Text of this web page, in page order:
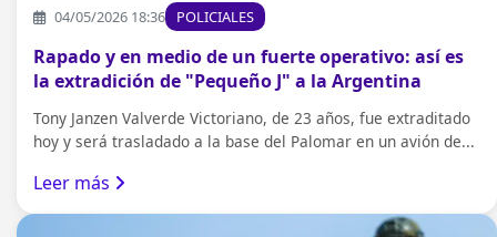
04/05/2026 18:36 POLICIALES
Rapado y en medio de un fuerte operativo: así es
la extradición de "Pequeño J" a la Argentina
Tony Janzen Valverde Victoriano, de 23 años, fue extraditado
hoy y será trasladado a la base del Palomar en un avión de...
Leer más